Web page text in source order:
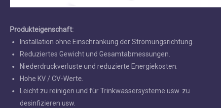
Produkteigenschaft:
Installation ohne Einschränkung der Strömungsrichtung.
Reduziertes Gewicht und Gesamtabmessungen.
Niederdruckverluste und reduzierte Energiekosten.
Hohe KV / CV-Werte.
Leicht zu reinigen und für Trinkwassersysteme usw. zu
desinfizieren usw.